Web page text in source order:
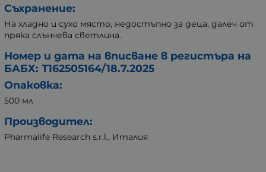
Съхранение:
На хладно и сухо място, недостъпно за деца, далеч от
пряка слънчева светлина.
Номер и дата на вписване в регистъра на
БАБХ: Т162505164/18.7.2025
Опаковка:
500 мл
Производител:
Pharmalife Research s.r.l., Италия